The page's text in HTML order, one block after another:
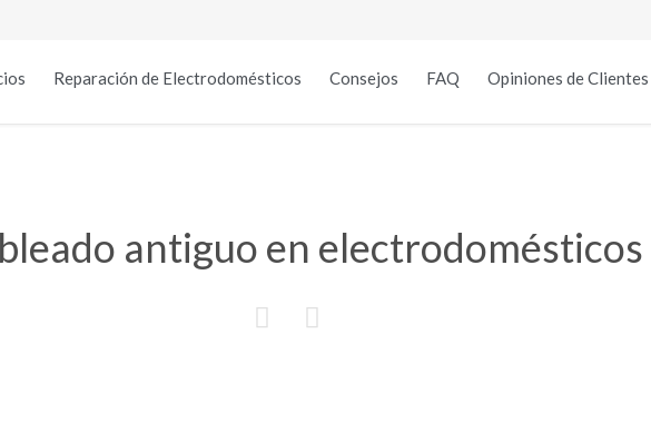
Reparación de Electrodomésticos Consejos FAQ Opiniones de Clientes
antiguo en
 